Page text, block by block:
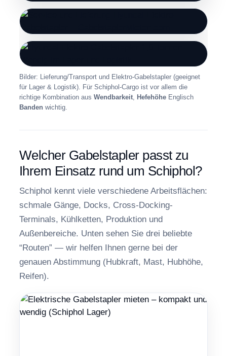
Bilder: Lieferung/Transport und Elektro-Gabelstapler (geeignet
für Lager & Logistik). Für Schiphol-Cargo ist vor allem die
richtige Kombination aus Wendbarkeit, Hefehöhe Englisch
Banden wichtig.
Welcher Gabelstapler passt zu
Ihrem Einsatz rund um Schiphol?
Schiphol kennt viele verschiedene Arbeitsflächen:
schmale Gänge, Docks, Cross-Docking-
Terminals, Kühlketten, Produktion und
Außenbereiche. Unten sehen Sie drei beliebte
“Routen” — wir helfen Ihnen gerne bei der
genauen Abstimmung (Hubkraft, Mast, Hubhöhe,
Reifen).